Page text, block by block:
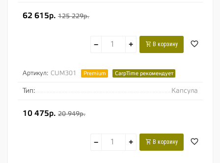
62 615р. 125 229р.
− + В корзину
Артикул: CUM301 Premium CarpTime рекомендует
Тип: Капсула
10 475р. 20 949р.
− + В корзину